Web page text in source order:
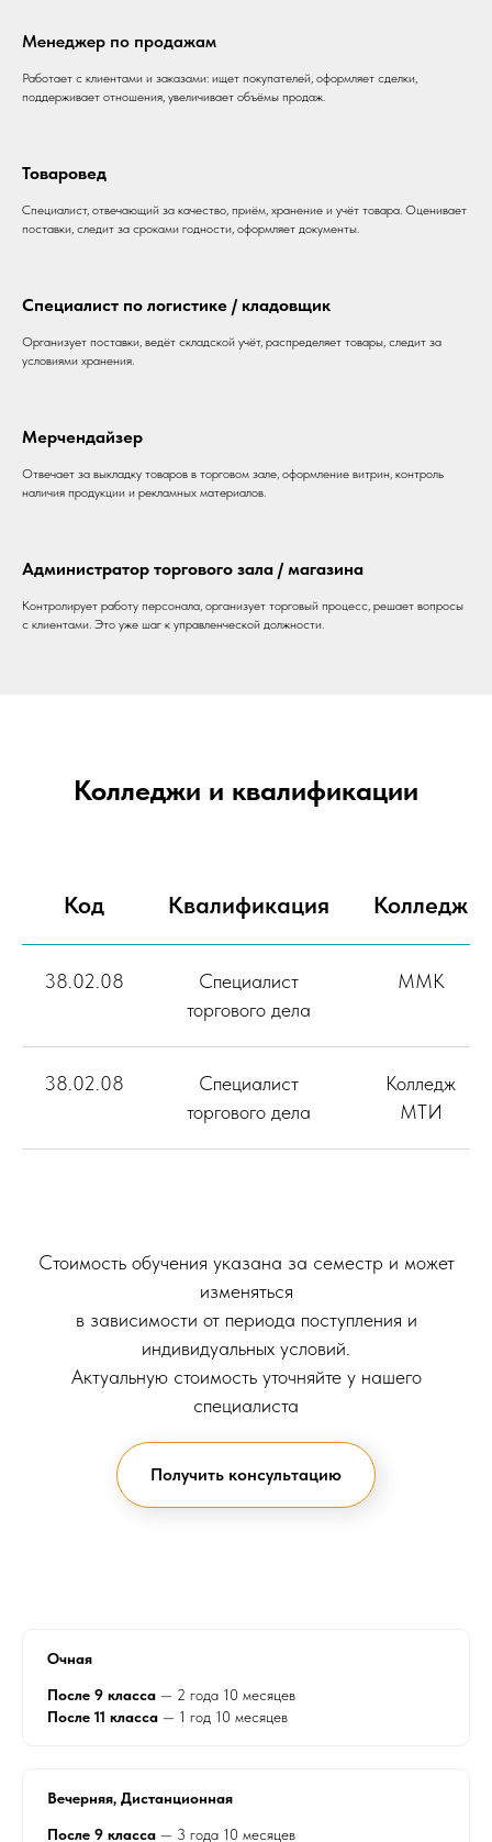
Менеджер по продажам
Работает с клиентами и заказами: ищет покупателей, оформляет сделки,
поддерживает отношения, увеличивает объёмы продаж.
Товаровед
Специалист, отвечающий за качество, приём, хранение и учёт товара. Оценивает
поставки, следит за сроками годности, оформляет документы.
Специалист по логистике / кладовщик
Организует поставки, ведёт складской учёт, распределяет товары, следит за
условиями хранения.
Мерчендайзер
Отвечает за выкладку товаров в торговом зале, оформление витрин, контроль
наличия продукции и рекламных материалов.
Администратор торгового зала / магазина
Контролирует работу персонала, организует торговый процесс, решает вопросы
с клиентами. Это уже шаг к управленческой должности.
Колледжи и квалификации
Код Квалификация Колледж
38.02.08
Специалист
торгового дела
ММК
38.02.08
Специалист
торгового дела
Колледж
МТИ
Стоимость обучения указана за семестр и может
изменяться
в зависимости от периода поступления и
индивидуальных условий.
Актуальную стоимость уточняйте у нашего
специалиста
Получить консультацию
Очная
После 9 класса — 2 года 10 месяцев
После 11 класса — 1 год 10 месяцев
Вечерняя, Дистанционная
После 9 класса — 3 года 10 месяцев